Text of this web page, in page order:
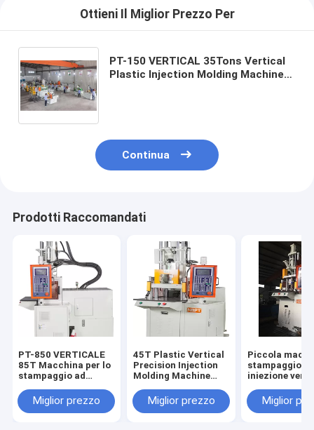
Ottieni Il Miglior Prezzo Per
PT-150 VERTICAL 35Tons Vertical
Plastic Injection Molding Machine
Continua
Prodotti Raccomandati
PT-850 VERTICALE
85T Macchina per lo
stampaggio ad
plastica
Miglior prezzo
45T Plastic Vertical
Precision Injection
Molding Machine
Miglior prezzo
Piccola
stampaggio a
iniezione
15TMiglior